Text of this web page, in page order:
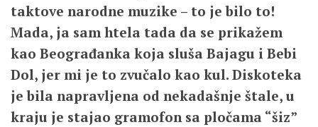
taktove narodne muzike – to je bilo to!
Mada, ja sam htela tada da se prikažem
kao Beograđanka koja sluša Bajagu i Bebi
Dol, jer mi je to zvučalo kao kul. Diskoteka
je bila napravljena od nekadašnje štale, u
kraju je stajao gramofon sa pločama “šiz”